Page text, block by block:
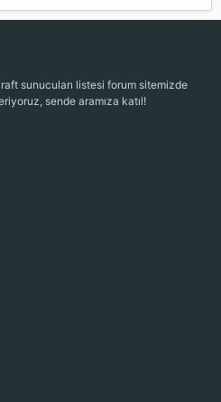
sunucuları listesi forum sitemizde
sende aramıza katıl!